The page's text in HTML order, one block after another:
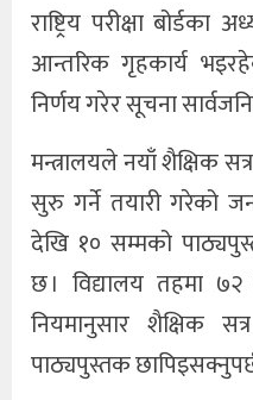
राष्ट्रिय परीक्षा बोर्डका
आन्तरिक गृहकार्य
निर्णय गरेर सूचना
मन्त्रालयले नयाँ शैक्षिक
सुरु गर्ने तयारी गरेको
देखि १० सम्मको
छ । विद्यालय तहमा ७२
नियमानुसार शैक्षिक
पाठ्यपुस्तक